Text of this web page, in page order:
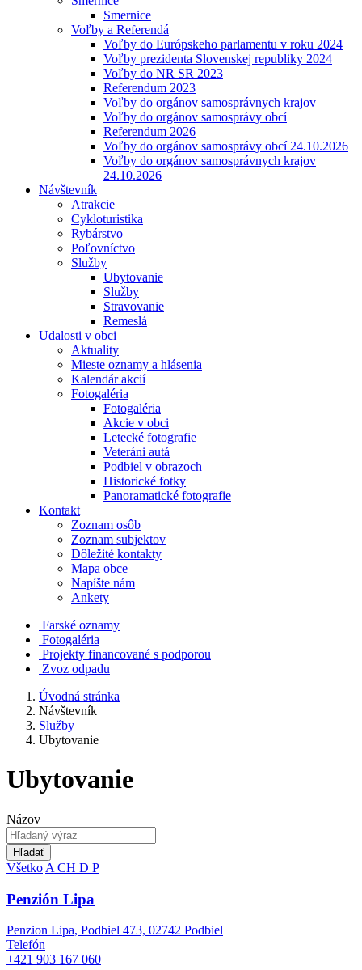
Smernice
Voľby a Referendá
Voľby do Európskeho parlamentu v roku 2024
Voľby prezidenta Slovenskej republiky 2024
Voľby do NR SR 2023
Referendum 2023
Voľby do orgánov samosprávnych krajov
Voľby do orgánov samosprávy obcí
Referendum 2026
Voľby do orgánov samosprávy obcí 24.10.2026
Voľby do orgánov samosprávnych krajov
24.10.2026
Návštevník
Atrakcie
Cykloturistika
Rybárstvo
Poľovníctvo
Služby
Ubytovanie
Služby
Stravovanie
Remeslá
Udalosti v obci
Aktuality
Mieste oznamy a hlásenia
Kalendár akcií
Fotogaléria
Fotogaléria
Akcie v obci
Letecké fotografie
Veteráni autá
Podbiel v obrazoch
Historické fotky
Panoramatické fotografie
Kontakt
Zoznam osôb
Zoznam subjektov
Dôležité kontakty
Mapa obce
Napíšte nám
Ankety
Farské oznamy
Fotogaléria
Projekty financované s podporou
Zvoz odpadu
Úvodná stránka
Návštevník
Služby
Ubytovanie
Ubytovanie
Názov
Hľadať
Všetko A CH D P
Penzión Lipa
Penzion Lipa, Podbiel 473, 02742 Podbiel
Telefón
+421 903 167 060